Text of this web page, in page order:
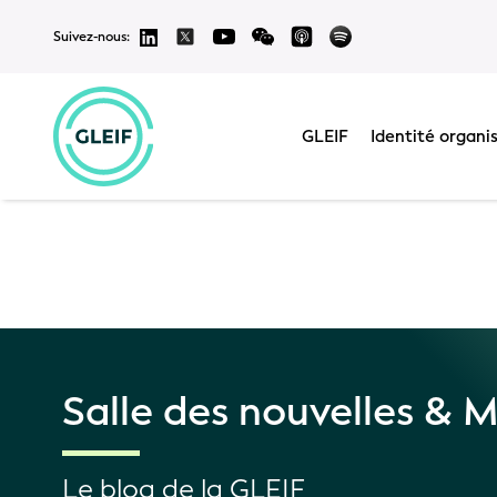
Suivez-nous:
GLEIF Identité
Les
Salle des nouvelles &
Le blog de la GLEIF